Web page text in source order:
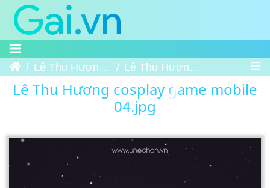
Trang chủLê Thu Hương cosplay game mobile Lê Thu Hương cosplay game mobile 04
Lê Thu Hương cosplay game mobile
04.jpg